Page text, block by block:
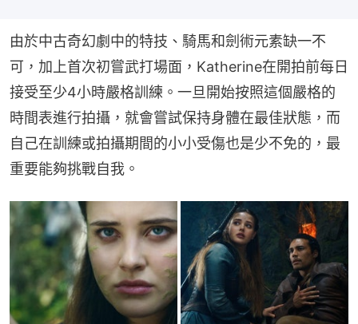
由於中古奇幻劇中的特技、騎馬和劍術元素缺一不
可，加上首次初嘗武打場面，Katherine在開拍前每日
接受至少4小時嚴格訓練。一旦開始按照這個嚴格的
時間表進行拍攝，就會嘗試保持身體在最佳狀態，而
自己在訓練或拍攝期間的小小受傷也是少不免的，最
重要能夠挑戰自我。